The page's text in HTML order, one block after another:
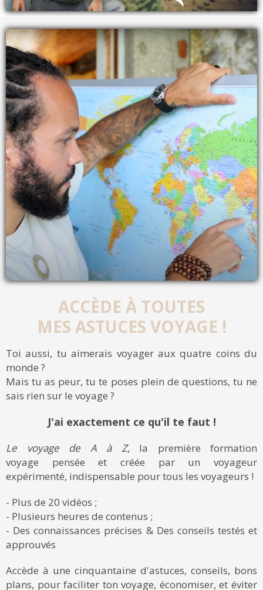
ACCÈDE À TOUTES
MES ASTUCES VOYAGE !
Toi aussi, tu aimerais voyager aux quatre coins du
monde ?
Mais tu as peur, tu te poses plein de questions, tu ne
sais rien sur le voyage ?
J'ai exactement ce qu'il te faut !
Le voyage de A à Z, la première formation
voyage pensée et créée par un voyageur
expérimenté, indispensable pour tous les voyageurs !
- Plus de 20 vidéos ;
- Plusieurs heures de contenus ;
- Des connaissances précises & Des conseils testés et
approuvés
Accède à une cinquantaine d'astuces, conseils, bons
plans, pour faciliter ton voyage, économiser, et éviter